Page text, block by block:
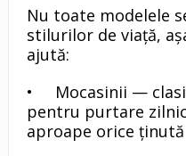
Nu toate modelele
stilurilor de viață,
ajută:
• Mocasinii —
pentru purtare
aproape orice ținută